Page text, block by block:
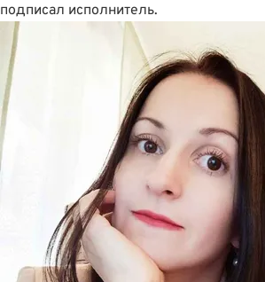
подписал исполнитель.